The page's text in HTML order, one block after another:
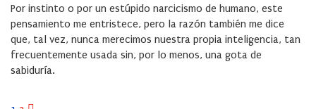
Por instinto o por un estúpido narcicismo de humano, este
pensamiento me entristece, pero la razón también me dice
que, tal vez, nunca merecimos nuestra propia inteligencia, tan
frecuentemente usada sin, por lo menos, una gota de
sabiduría.